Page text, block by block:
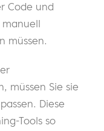
Code und
müssen.
müssen Sie sie
Diese
Tools so